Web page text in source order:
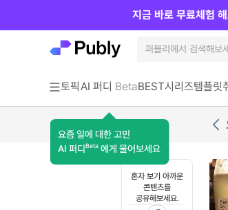
토픽AI 퍼디 Beta
요즘 일에 대한 고민
AI 퍼디 Beta 에게 물어보세요
BEST시리즈템플릿
지금 바로 무료체험
혼자 보기 아까운
콘텐츠를
공유해보세요.